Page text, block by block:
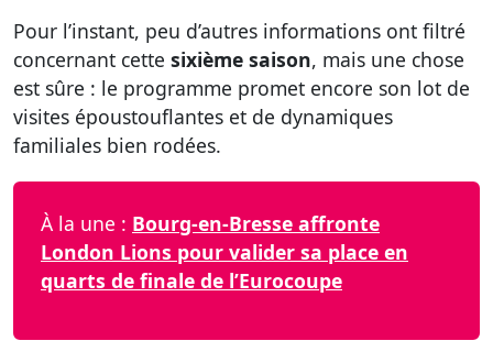
Pour l’instant, peu d’autres informations ont filtré
concernant cette sixième saison, mais une chose
est sûre : le programme promet encore son lot de
visites époustouflantes et de dynamiques
familiales bien rodées.
À la une : Bourg-en-Bresse affronte
London Lions pour valider sa place en
quarts de finale de l’Eurocoupe